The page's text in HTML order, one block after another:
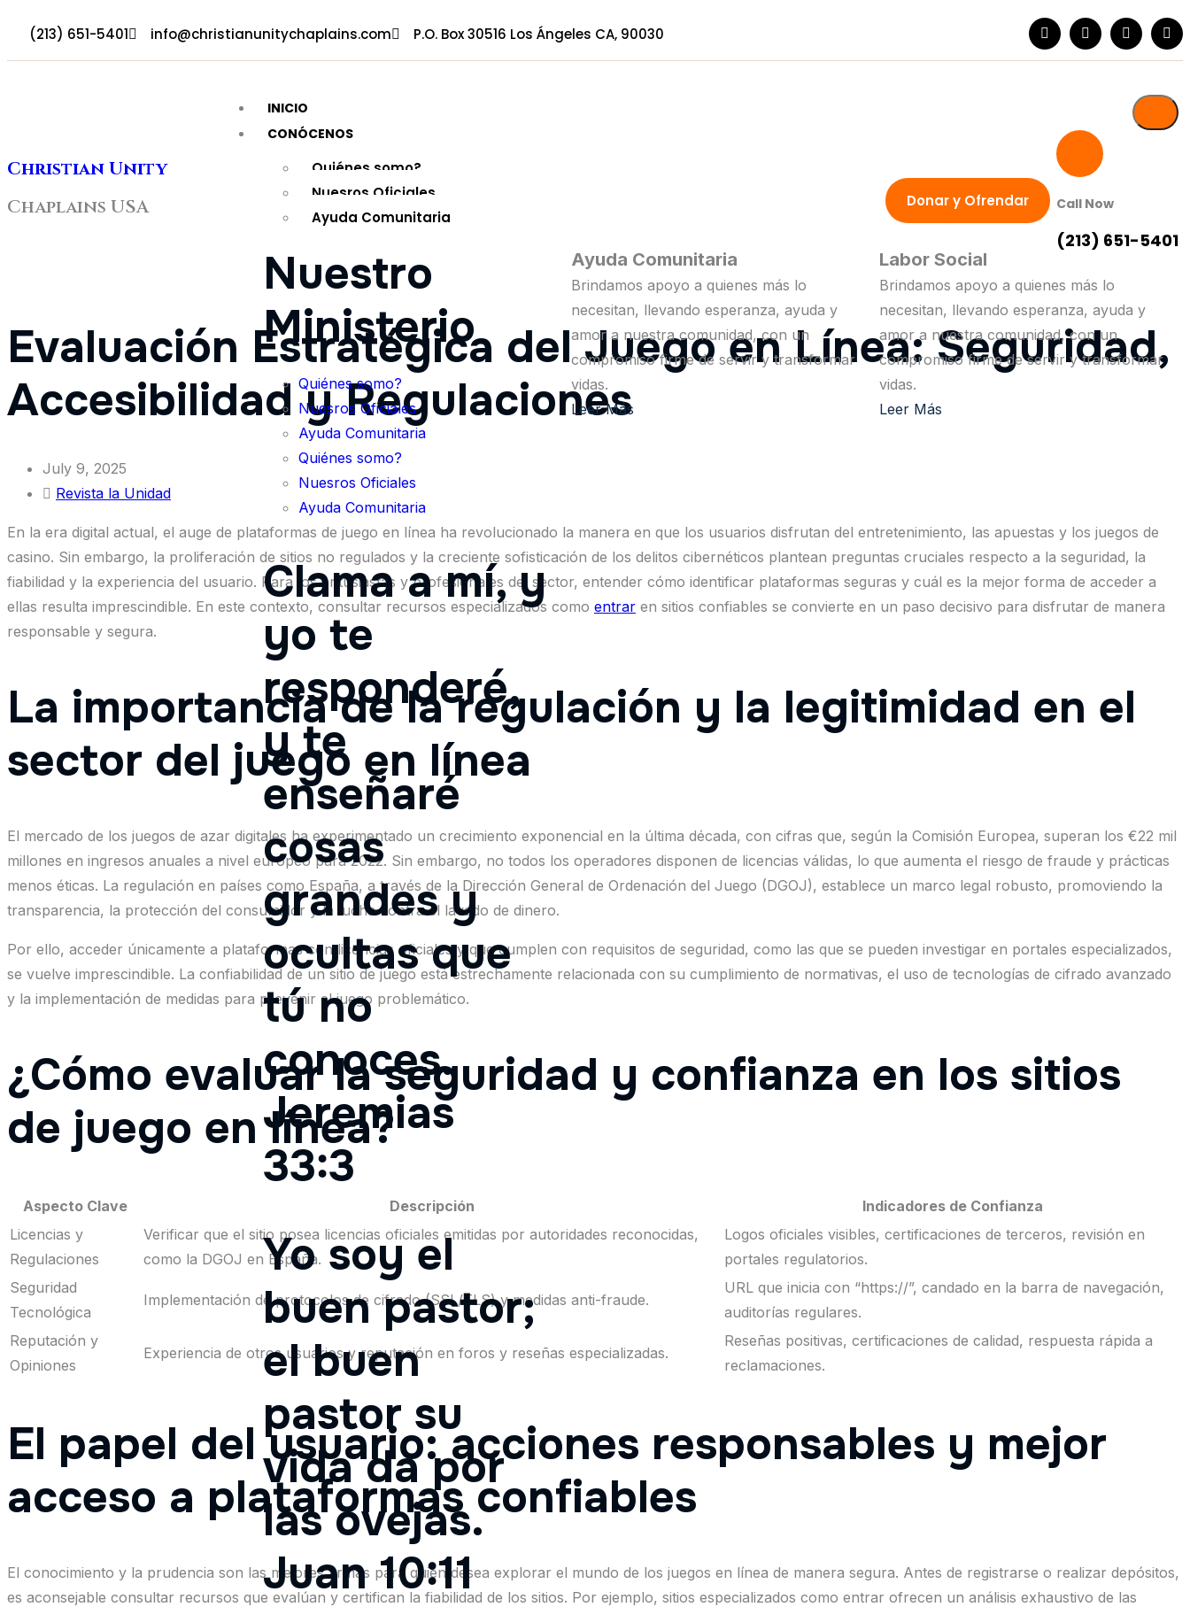
(213) 651-5401 info@christianunitychaplains.com P.O. Box 30516 Los Ángeles CA, 90030
Christian Unity
Chaplains USA
INICIO
CONÓCENOS
Quiénes somo?
Nuesros Oficiales
Ayuda Comunitaria
Nuestro
Ministerio
Quiénes somo?
Nuesros Oficiales
Ayuda Comunitaria
Quiénes somo?
Nuesros Oficiales
Ayuda Comunitaria
Clama a mí, y
yo te
responderé,
y te
enseñaré
cosas
grandes y
ocultas que
tú no
conoces.
Jeremias
33:3
Yo soy el
buen pastor;
el buen
pastor su
vida da por
las ovejas.
Juan 10:11
Ayuda Comunitaria
Brindamos apoyo a quienes más lo
necesitan, llevando esperanza, ayuda y
amor a nuestra comunidad, con un
compromiso firme de servir y transformar
vidas.
Leer Más
Labor Social
Brindamos apoyo a quienes más lo
necesitan, llevando esperanza, ayuda y
amor a nuestra comunidad, con un
compromiso firme de servir y transformar
vidas.
Leer Más
Donar y Ofrendar Call Now
(213) 651-5401
Evaluación Estratégica del Juego en Línea: Seguridad,
Accesibilidad y Regulaciones
July 9, 2025
Revista la Unidad
En la era digital actual, el auge de plataformas de juego en línea ha revolucionado la manera en que los usuarios disfrutan del entretenimiento, las apuestas y los juegos de
casino. Sin embargo, la proliferación de sitios no regulados y la creciente sofisticación de los delitos cibernéticos plantean preguntas cruciales respecto a la seguridad, la
fiabilidad y la experiencia del usuario. Para los entusiastas y profesionales del sector, entender cómo identificar plataformas seguras y cuál es la mejor forma de acceder a
ellas resulta imprescindible. En este contexto, consultar recursos especializados como entrar en sitios confiables se convierte en un paso decisivo para disfrutar de manera
responsable y segura.
La importancia de la regulación y la legitimidad en el
sector del juego en línea
El mercado de los juegos de azar digitales ha experimentado un crecimiento exponencial en la última década, con cifras que, según la Comisión Europea, superan los €22 mil
millones en ingresos anuales a nivel europeo para 2022. Sin embargo, no todos los operadores disponen de licencias válidas, lo que aumenta el riesgo de fraude y prácticas
menos éticas. La regulación en países como España, a través de la Dirección General de Ordenación del Juego (DGOJ), establece un marco legal robusto, promoviendo la
transparencia, la protección del consumidor y la lucha contra el lavado de dinero.
Por ello, acceder únicamente a plataformas con licencias oficiales y que cumplen con requisitos de seguridad, como las que se pueden investigar en portales especializados,
se vuelve imprescindible. La confiabilidad de un sitio de juego está estrechamente relacionada con su cumplimiento de normativas, el uso de tecnologías de cifrado avanzado
y la implementación de medidas para prevenir el juego problemático.
¿Cómo evaluar la seguridad y confianza en los sitios
de juego en línea?
Aspecto Clave Descripción
Indicadores de Confianza
Licencias y
Regulaciones
Verificar que el sitio posea licencias oficiales emitidas por autoridades reconocidas,
como la DGOJ en España.
Logos oficiales visibles, certificaciones de terceros, revisión en
portales regulatorios.
Seguridad
Tecnológica
Implementación de protocolos de cifrado (SSL/TLS) y medidas anti-fraude.
URL que inicia con “https://”, candado en la barra de navegación,
auditorías regulares.
Reputación y
Opiniones
Experiencia de otros usuarios y reputación en foros y reseñas especializadas.
Reseñas positivas, certificaciones de calidad, respuesta rápida a
reclamaciones.
El papel del usuario: acciones responsables y mejor
acceso a plataformas confiables
El conocimiento y la prudencia son las mejores armas para quien desea explorar el mundo de los juegos en línea de manera segura. Antes de registrarse o realizar depósitos,
es aconsejable consultar recursos que evalúan y certifican la fiabilidad de los sitios. Por ejemplo, sitios especializados como entrar ofrecen un análisis exhaustivo de las